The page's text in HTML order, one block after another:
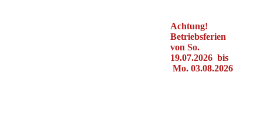
Achtung!
Betriebsferien
von So.
19.07.2026 bis
Mo. 03.08.2026